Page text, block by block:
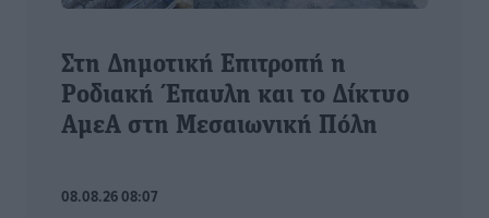
Στη Δημοτική Επιτροπή η
Ροδιακή Έπαυλη και το Δίκτυο
ΑμεΑ στη Μεσαιωνική Πόλη
08.08.26 08:07